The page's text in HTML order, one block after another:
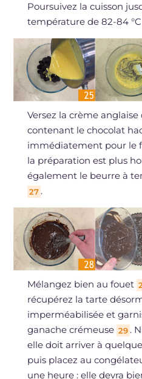
Poursuivez la cuisson
température de 82-84 °C
Versez la crème
contenant le chocolat
immédiatement pour le
la préparation est plus
également le beurre à
27 .
Mélangez bien au fouet
récupérez la tarte
imperméabilisée et
ganache crémeuse 29 .
elle doit arriver à
puis placez au
une heure : elle devra